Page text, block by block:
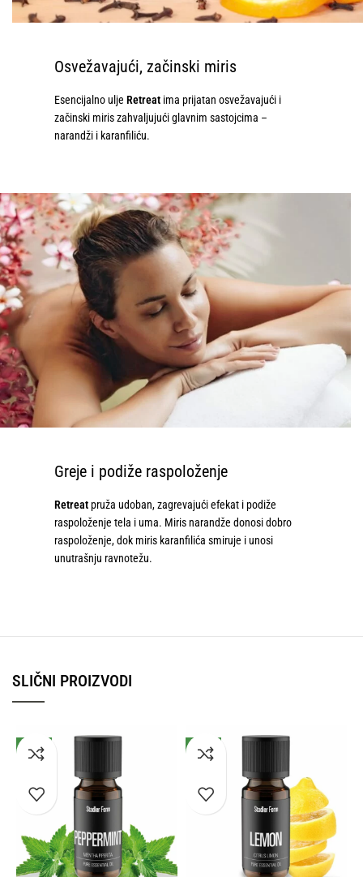
Osvežavajući, začinski miris
Esencijalno uljeRetreat ima prijatan osvežavajući i
začinski miris zahvaljujući glavnim sastojcima –
narandži i karanfiliću.
Greje i podiže raspoloženje
Retreatpruža udoban, zagrevajući efekat i podiže
raspoloženje tela i uma. Miris narandže donosi dobro
raspoloženje, dok miris karanfilića smiruje i unosi
unutrašnju ravnotežu.
SLIČNI PROIZVODI
NOVO NOVO